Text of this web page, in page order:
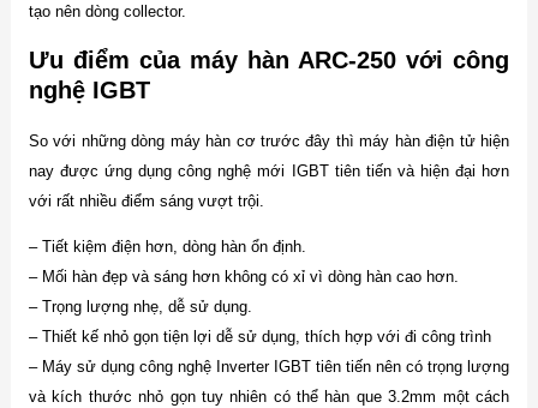
tạo nên dòng collector.
Ưu điểm của máy hàn ARC-250 với công
nghệ IGBT
So với những dòng máy hàn cơ trước đây thì máy hàn điện tử hiện
nay được ứng dụng công nghệ mới IGBT tiên tiến và hiện đại hơn
với rất nhiều điểm sáng vượt trội.
– Tiết kiệm điện hơn, dòng hàn ổn định.
– Mối hàn đẹp và sáng hơn không có xỉ vì dòng hàn cao hơn.
– Trọng lượng nhẹ, dễ sử dụng.
– Thiết kế nhỏ gọn tiện lợi dễ sử dụng, thích hợp với đi công trình
– Máy sử dụng công nghệ Inverter IGBT tiên tiến nên có trọng lượng
và kích thước nhỏ gọn tuy nhiên có thể hàn que 3.2mm một cách